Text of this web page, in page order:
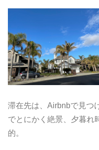
滞在先は、Airbnbで見つ
でとにかく絶景、夕暮れ
的。